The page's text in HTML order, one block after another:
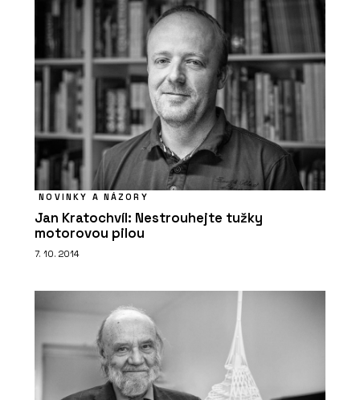
NOVINKY A NÁZORY
Jan Kratochvíl: Nestrouhejte tužky
motorovou pilou
7. 10. 2014